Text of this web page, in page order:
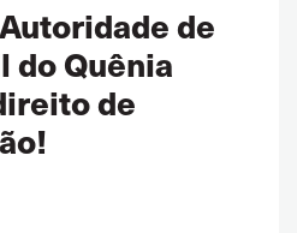
de
do Quênia
de